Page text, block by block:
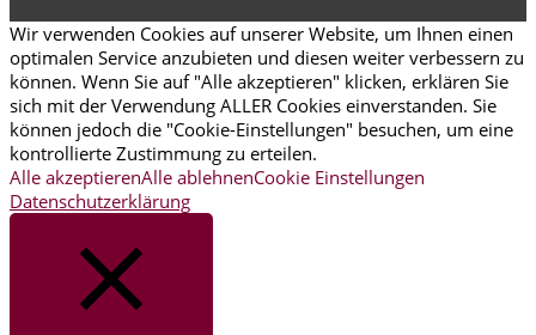
Wir verwenden Cookies auf unserer Website, um Ihnen einen
optimalen Service anzubieten und diesen weiter verbessern zu
können. Wenn Sie auf "Alle akzeptieren" klicken, erklären Sie
sich mit der Verwendung ALLER Cookies einverstanden. Sie
können jedoch die "Cookie-Einstellungen" besuchen, um eine
kontrollierte Zustimmung zu erteilen.
Alle akzeptierenAlle ablehnenCookie Einstellungen
Datenschutzerklärung